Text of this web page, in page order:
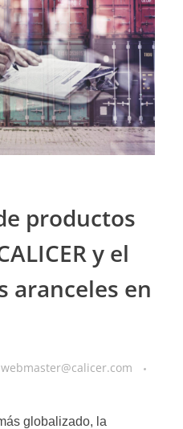
productos
y el
aranceles en
webmaster@calicer.com
globalizado, la